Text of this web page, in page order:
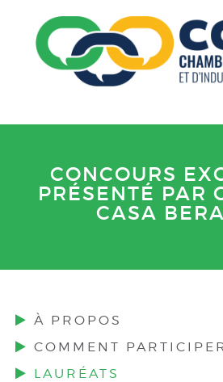
CONCOURS
PRÉSENTÉ PAR
CASA
À PROPOS
COMMENT
LAURÉATS